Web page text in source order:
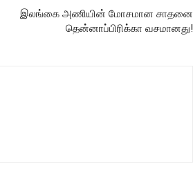
இலங்கை அணியின் மோசமான சாதனை
தென்னாப்பிரிக்கா வசமானது!